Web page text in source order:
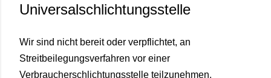
Universalschlichtungsstelle
Wir sind nicht bereit oder verpflichtet, an
Streitbeilegungsverfahren vor einer
Verbraucherschlichtungsstelle teilzunehmen.